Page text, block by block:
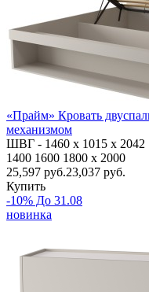
«Прайм» Кровать
механизмом
ШВГ - 1460 х 1015 х 2042
1400 1600 1800 x 2000
25,597 руб.23,037 руб.
Купить
-10% До 31.08
новинка